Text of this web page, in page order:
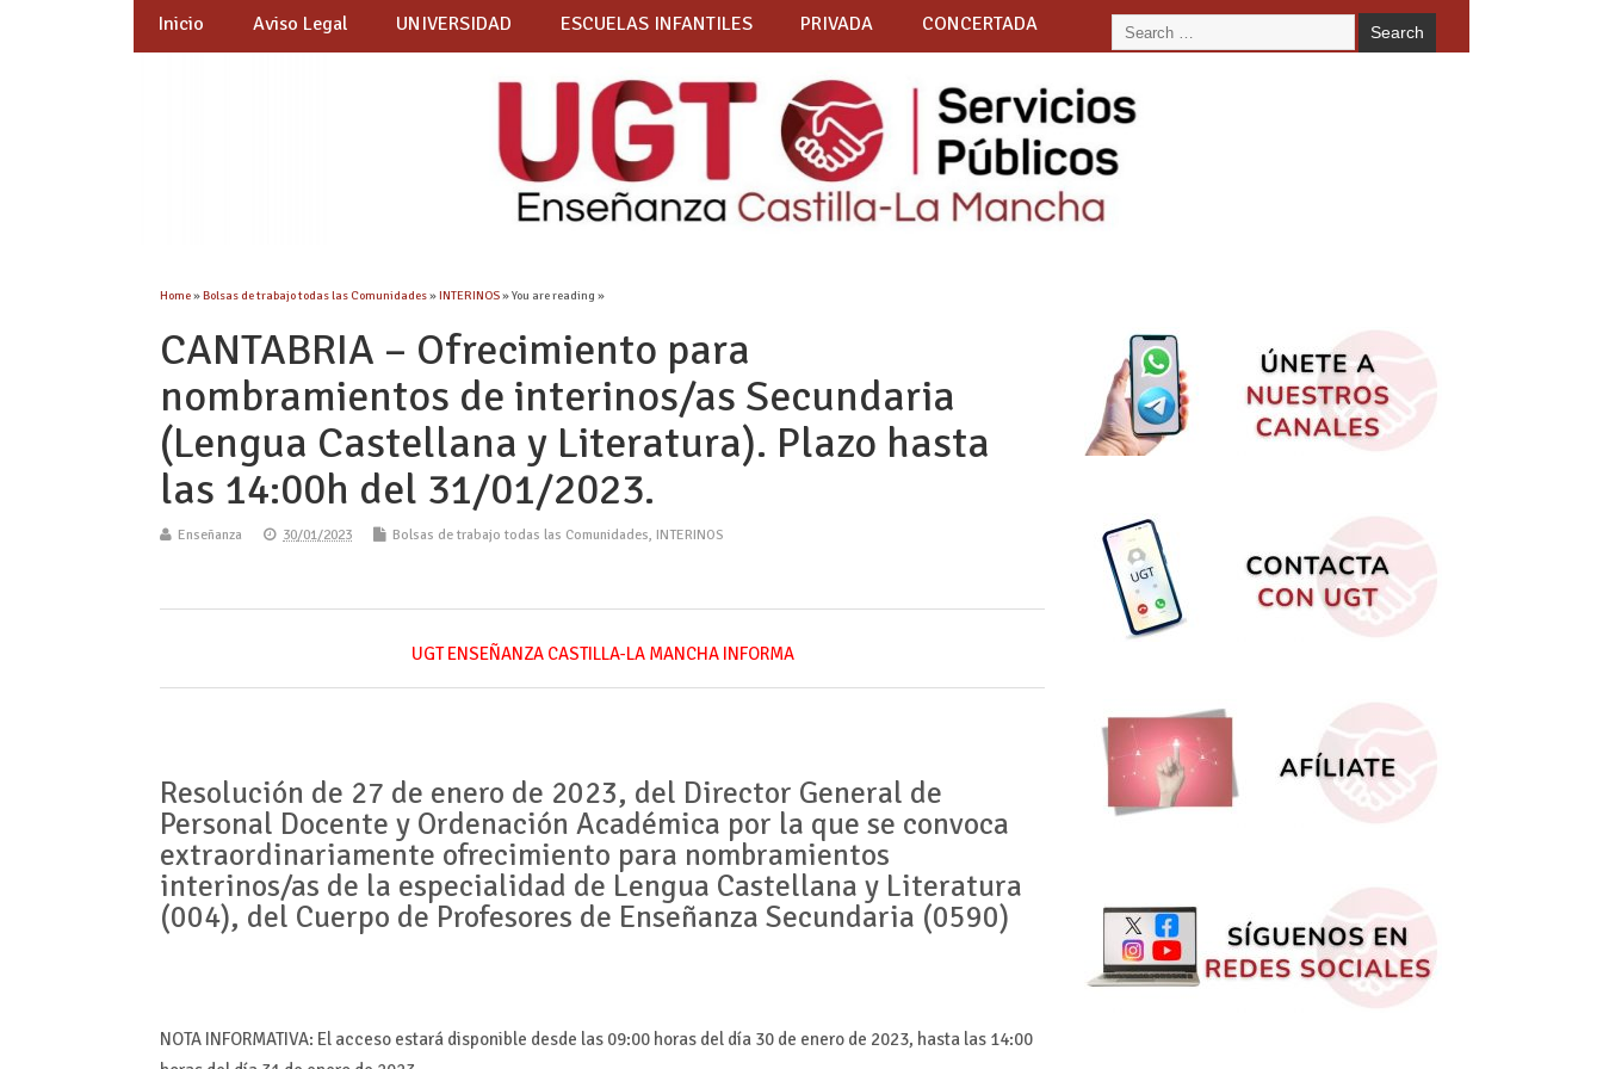
Inicio Aviso Legal UNIVERSIDAD ESCUELAS INFANTILES PRIVADA CONCERTADA
Home»Bolsas de trabajo todas las Comunidades»INTERINOS» You are reading »
CANTABRIA – Ofrecimiento para
nombramientos de interinos/as Secundaria
(Lengua Castellana y Literatura). Plazo hasta
las 14:00h del 31/01/2023.
Enseñanza 30/01/2023 Bolsas de trabajo todas las Comunidades, INTERINOS
UGT ENSEÑANZA CASTILLA-LA MANCHA INFORMA
Resolución de 27 de enero de 2023, del Director General de
Personal Docente y Ordenación Académica por la que se convoca
extraordinariamente ofrecimiento para nombramientos
interinos/as de la especialidad de Lengua Castellana y Literatura
(004), del Cuerpo de Profesores de Enseñanza Secundaria (0590)
NOTA INFORMATIVA: El acceso estará disponible desde las 09:00 horas del día 30 de enero de 2023, hasta las 14:00